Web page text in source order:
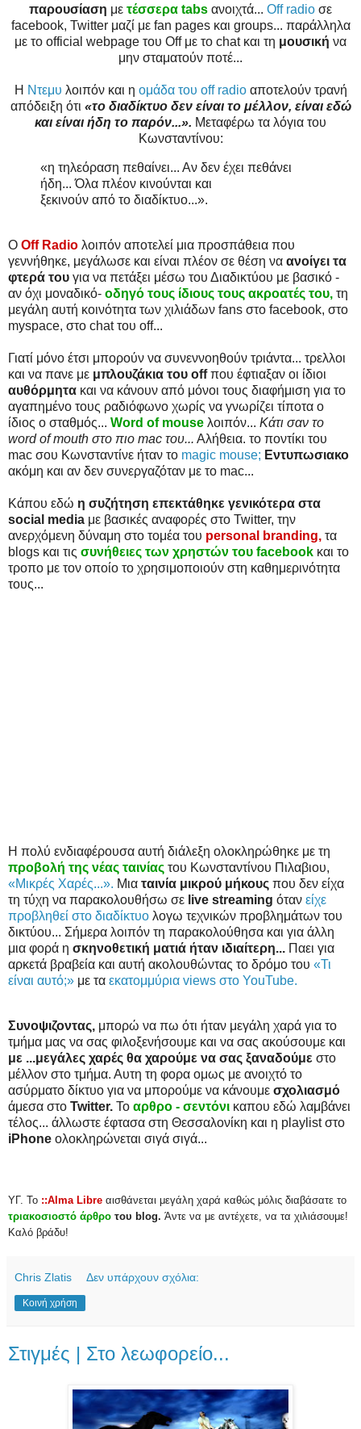
παρουσίαση με τέσσερα tabs ανοιχτά... Off radio σε
facebook, Twitter μαζί με fan pages και groups... παράλληλα
με το official webpage του Off με το chat και τη μουσική να
μην σταματούν ποτέ...
Η Ντεμυ λοιπόν και η ομάδα του off radio αποτελούν τρανή
απόδειξη ότι «το διαδίκτυο δεν είναι το μέλλον, είναι εδώ
και είναι ήδη το παρόν...». Μεταφέρω τα λόγια του
Κωνσταντίνου:
«η τηλεόραση πεθαίνει... Αν δεν έχει πεθάνει
ήδη... Όλα πλέον κινούνται και
ξεκινούν από το διαδίκτυο...».
Ο Off Radio λοιπόν αποτελεί μια προσπάθεια που
γεννήθηκε, μεγάλωσε και είναι πλέον σε θέση να ανοίγει τα
φτερά του για να πετάξει μέσω του Διαδικτύου με βασικό -
αν όχι μοναδικό- οδηγό τους ίδιους τους ακροατές του, τη
μεγάλη αυτή κοινότητα των χιλιάδων fans στο facebook, στο
myspace, στο chat του off...
Γιατί μόνο έτσι μπορούν να συνεννοηθούν τριάντα... τρελλοι
και να πανε με μπλουζάκια του offπου έφτιαξαν οι ίδιοι
αυθόρμητα και να κάνουν από μόνοι τους διαφήμιση για το
αγαπημένο τους ραδιόφωνο χωρίς να γνωρίζει τίποτα ο
ίδιος ο σταθμός... Word of mouse λοιπόν... Κάτι σαν το
word of mouth στο πιο mac του... Αλήθεια. το ποντίκι του
mac σου Κωνσταντίνε ήταν το magic mouse; Εντυπωσιακο
ακόμη και αν δεν συνεργαζόταν με το mac...
Κάπου εδώ η συζήτηση επεκτάθηκε γενικότερα στα
social media με βασικές αναφορές στο Twitter, την
ανερχόμενη δύναμη στο τομέα του personal branding, τα
blogs και τις συνήθειες των χρηστών του facebook και το
τροπο με τον οποίο το χρησιμοποιούν στη καθημερινότητα
τους...
Η πολύ ενδιαφέρουσα αυτή διάλεξη ολοκληρώθηκε με τη
προβολή της νέας ταινίας του Κωνσταντίνου Πιλαβιου,
«Μικρές Χαρές...». Μια ταινία μικρού μήκους που δεν είχα
τη τύχη να παρακολουθήσω σε live streaming όταν είχε
προβληθεί στο διαδίκτυο λογω τεχνικών προβλημάτων του
δικτύου... Σήμερα λοιπόν τη παρακολούθησα και για άλλη
μια φορά η σκηνοθετική ματιά ήταν ιδιαίτερη... Παει για
αρκετά βραβεία και αυτή ακολουθώντας το δρόμο του «Τι
είναι αυτό;» με τα εκατομμύρια views στο YouTube.
Συνοψιζοντας, μπορώ να πω ότι ήταν μεγάλη χαρά για το
τμήμα μας να σας φιλοξενήσουμε και να σας ακούσουμε και
με ...μεγάλες χαρές θα χαρούμε να σας ξαναδούμε στο
μέλλον στο τμήμα. Αυτη τη φορα ομως με ανοιχτό το
ασύρματο δίκτυο για να μπορούμε να κάνουμε σχολιασμό
άμεσα στο Twitter. Το αρθρο - σεντόνι καπου εδώ λαμβάνει
τέλος... άλλωστε έφτασα στη Θεσσαλονίκη και η playlist στο
iPhone ολοκληρώνεται σιγά σιγά...
ΥΓ. To ::Alma Libre αισθάνεται μεγάλη χαρά καθώς μόλις διαβάσατε το
τριακοσιοστό άρθρο του blog. Άντε να με αντέχετε, να τα χιλιάσουμε!
Καλό βράδυ!
Chris Zlatis Δεν υπάρχουν σχόλια:
Κοινή χρήση
Στιγμές | Στο λεωφορείο...